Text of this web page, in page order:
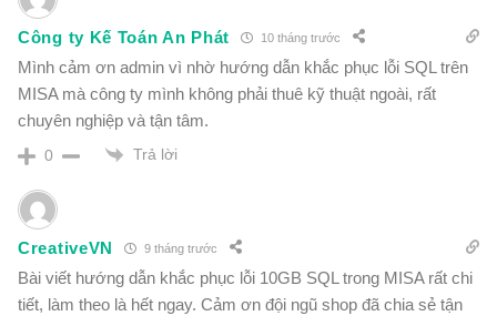
Công ty Kế Toán An Phát 10 tháng trước
Mình cảm ơn admin vì nhờ hướng dẫn khắc phục lỗi SQL trên
MISA mà công ty mình không phải thuê kỹ thuật ngoài, rất
chuyên nghiệp và tận tâm.
0 Trả lời
CreativeVN 9 tháng trước
Bài viết hướng dẫn khắc phục lỗi 10GB SQL trong MISA rất chi
tiết, làm theo là hết ngay. Cảm ơn đội ngũ shop đã chia sẻ tận